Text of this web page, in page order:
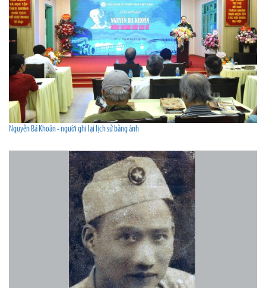
Nguyễn Bá Khoản - người ghi lại lịch sử bằng ảnh